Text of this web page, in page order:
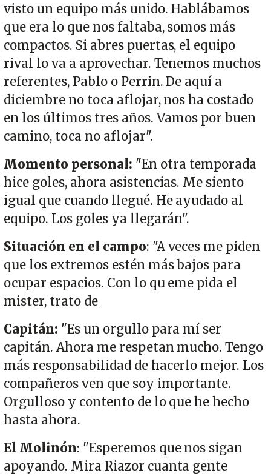
visto un equipo más unido. Hablábamos
que era lo que nos faltaba, somos más
compactos. Si abres puertas, el equipo
rival lo va a aprovechar. Tenemos muchos
referentes, Pablo o Perrin. De aquí a
diciembre no toca aflojar, nos ha costado
en los últimos tres años. Vamos por buen
camino, toca no aflojar".
Momento personal: "En otra temporada
hice goles, ahora asistencias. Me siento
igual que cuando llegué. He ayudado al
equipo. Los goles ya llegarán".
Situación en el campo: "A veces me piden
que los extremos estén más bajos para
ocupar espacios. Con lo qu eme pida el
mister, trato de
Capitán: "Es un orgullo para mí ser
capitán. Ahora me respetan mucho. Tengo
más responsabilidad de hacerlo mejor. Los
compañeros ven que soy importante.
Orgulloso y contento de lo que he hecho
hasta ahora.
El Molinón: "Esperemos que nos sigan
apoyando. Mira Riazor cuanta gente